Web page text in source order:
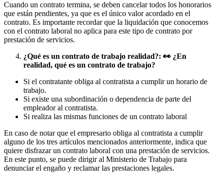
Cuando un contrato termina, se deben cancelar todos los honorarios
que están pendientes, ya que es el único valor acordado en el
contrato. Es importante recordar que la liquidación que conocemos
con el contrato laboral no aplica para este tipo de contrato por
prestación de servicios.
¿Qué es un contrato de trabajo realidad?: 👀 ¿En
realidad, qué es un contrato de trabajo?
Si el contratante obliga al contratista a cumplir un horario de
trabajo.
Si existe una subordinación o dependencia de parte del
empleador al contratista.
Si realiza las mismas funciones de un contrato laboral
En caso de notar que el empresario obliga al contratista a cumplir
alguno de los tres artículos mencionados anteriormente, indica que
quiere disfrazar un contrato laboral con una prestación de servicios.
En este punto, se puede dirigir al Ministerio de Trabajo para
denunciar el engaño y reclamar las prestaciones legales.